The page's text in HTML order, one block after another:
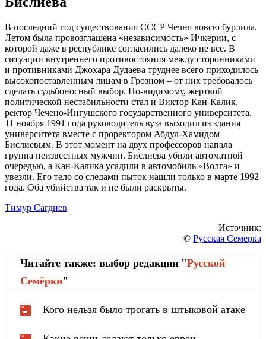
В последний год существования СССР Чечня вовсю бурлила.
Летом была провозглашена «независимость» Ичкерии, с
которой даже в республике согласились далеко не все. В
ситуации внутреннего противостояния между сторонниками
и противниками Джохара Дудаева труднее всего приходилось
высокопоставленным лицам в Грозном – от них требовалось
сделать судьбоносный выбор. По-видимому, жертвой
политической нестабильности стал и Виктор Кан-Калик,
ректор Чечено-Ингушского государственного университета.
11 ноября 1991 года руководитель вуза выходил из здания
университета вместе с проректором Абдул-Хамидом
Бислиевым. В этот момент на двух профессоров напала
группа неизвестных мужчин. Бислиева убили автоматной
очередью, а Кан-Калика усадили в автомобиль «Волга» и
увезли. Его тело со следами пыток нашли только в марте 1992
года. Оба убийства так и не были раскрыты.
Тимур Сагдиев
Источник:
© Русская Семерка
Читайте также: выбор редакции "Русской
Cемёрки"
Кого нельзя было трогать в штыковой атаке